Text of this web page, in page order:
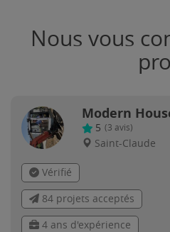
Nous vous
Modern
5 (3 avis)
Saint-Claude
Vérifié
84 projets acceptés
4 ans d'expérience